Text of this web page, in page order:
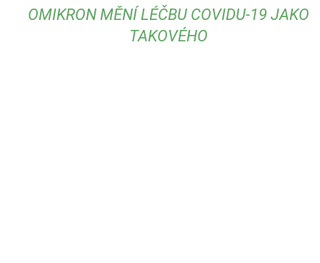
OMIKRON MĚNÍ LÉČBU COVIDU-19 JAKO
TAKOVÉHO